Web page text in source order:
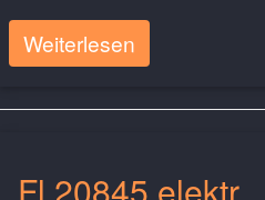
Weiterlesen